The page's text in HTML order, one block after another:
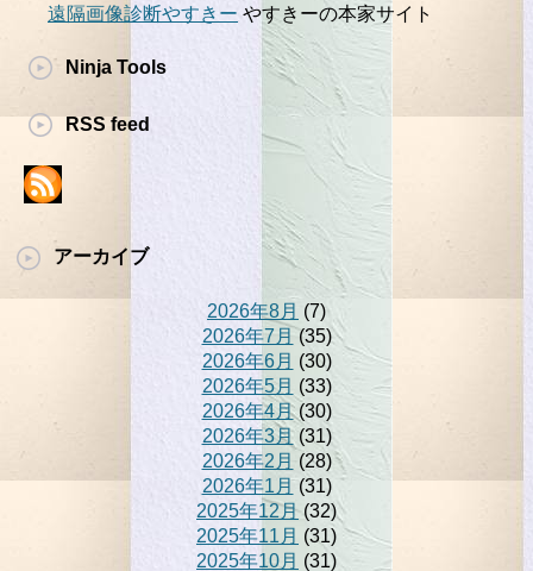
遠隔画像診断やすきー やすきーの本家サイト
Ninja Tools
RSS feed
アーカイブ
2026年8月 (7)
2026年7月 (35)
2026年6月 (30)
2026年5月 (33)
2026年4月(30)
2026年3月(31)
2026年2月 (28)
2026年1月(31)
2025年12月 (32)
2025年11月 (31)
2025年10月 (31)